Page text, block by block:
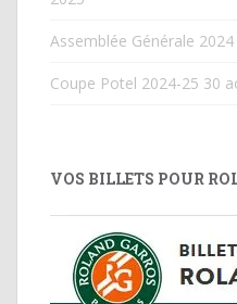
Assemblée Générale 2024
Coupe Potel 2024-25 30
VOS BILLETS POUR